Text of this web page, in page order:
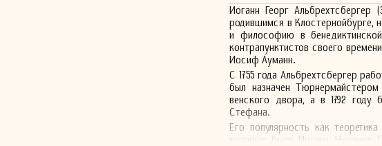
Иоганн Георг
родившимся в Клостернойбурге,
и философию в
контрапунктистов своего
Иосиф Ауманн.
С 1755 года Альбрехтсбергер
был назначен
венского двора, а в 1792 году
Стефана.
Его популярность как
которых были Иоганн Непомук